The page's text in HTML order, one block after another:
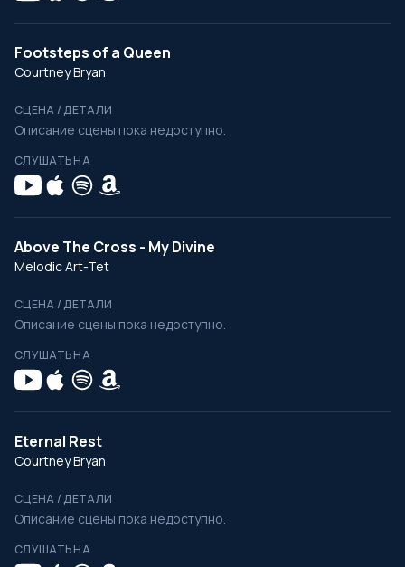
Footsteps of a Queen
Courtney Bryan
СЦЕНА / ДЕТАЛИ
Описание сцены пока недоступно.
СЛУШАТЬ НА
Above The Cross - My Divine
Melodic Art-Tet
СЦЕНА / ДЕТАЛИ
Описание сцены пока недоступно.
СЛУШАТЬ НА
Eternal Rest
Courtney Bryan
СЦЕНА / ДЕТАЛИ
Описание сцены пока недоступно.
СЛУШАТЬ НА